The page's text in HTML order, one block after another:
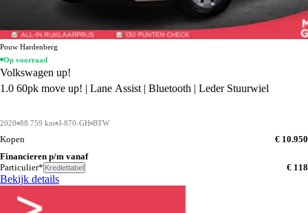
Pouw Hardenberg
Op voorraad
Volkswagen up!
1.0 60pk move up! | Lane Assist | Bluetooth | Leder Stuurwiel
2020 88.759 km J-870-GH BTW
Kopen
€ 10.950
Financieren p/m vanaf
Particulier* Krediettabel € 118
Bekijk details